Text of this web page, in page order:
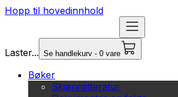
Hopp til hovedinnhold
Laster... Se handlekurv - 0 vare
Bøker
Skjønnlitteratur